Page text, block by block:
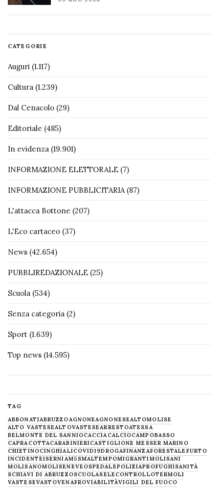
CATEGORIE
Auguri (1.117)
Cultura (1.239)
Dal Cenacolo (29)
Editoriale (485)
In evidenza (19.901)
INFORMAZIONE ELETTORALE (7)
INFORMAZIONE PUBBLICITARIA(87)
L'attacca Bottone (207)
L'Eco cartaceo (37)
News (42.654)
PUBBLIREDAZIONALE (25)
Scuola (534)
Senza categoria (2)
Sport (1.639)
Top news (14.595)
TAG
ABBONATIABRUZZOAGNONEAGNONESEALTOMOLISE
ALTO VASTESEALTOVASTESEARRESTOATESSA
BELMONTE DEL SANNIOCACCIACALCIOCAMPOBASSO
CAPRACOTTACARABINIERICASTIGLIONE MESSER MARINO
CHIETINOCINGHIALICOVID19DROGAFINANZAFORESTALE FURTO
INCIDENTEISERNIAM5SMALTEMPOMIGRANTIMOLISANI
MOLISANOMOLISENEVE OSPEDALEPOLIZIAPROFUGHISANITÀ
SCHIAVI DI ABRUZZOSCUOLASELECONTROLLOTERMOLI
VASTESEVASTOVENAFROVIABILITÀVIGILI DEL FUOCO